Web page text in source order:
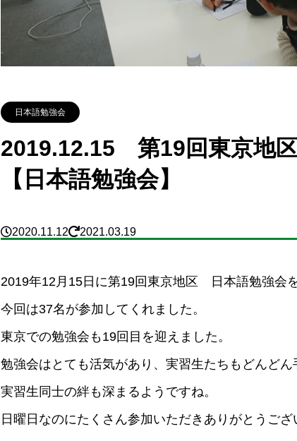
日本語勉強会
2019.12.15 第19回東京
【日本語勉強会】
2020.11.12 2021.03.19
2019年12月15日 に第19回東京地区 日本語勉強会を
今回は37名が参加してくれました。
東京での勉強会も19回目を迎えました。
勉強会はとても活気があり、実習生たちもどんどん
実習生同士の絆も深まるようですね。
日曜日なのにたくさん参加いただきありがとうござ